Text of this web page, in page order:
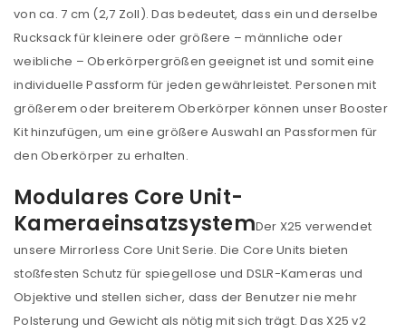
von ca. 7 cm (2,7 Zoll). Das bedeutet, dass ein und derselbe
Rucksack für kleinere oder größere – männliche oder
weibliche – Oberkörpergrößen geeignet ist und somit eine
individuelle Passform für jeden gewährleistet. Personen mit
größerem oder breiterem Oberkörper können unser Booster
Kit hinzufügen, um eine größere Auswahl an Passformen für
den Oberkörper zu erhalten.
Modulares Core Unit-
KameraeinsatzsystemDer X25 verwendet
unsere Mirrorless Core Unit Serie. Die Core Units bieten
stoßfesten Schutz für spiegellose und DSLR-Kameras und
Objektive und stellen sicher, dass der Benutzer nie mehr
Polsterung und Gewicht als nötig mit sich trägt. Das X25 v2